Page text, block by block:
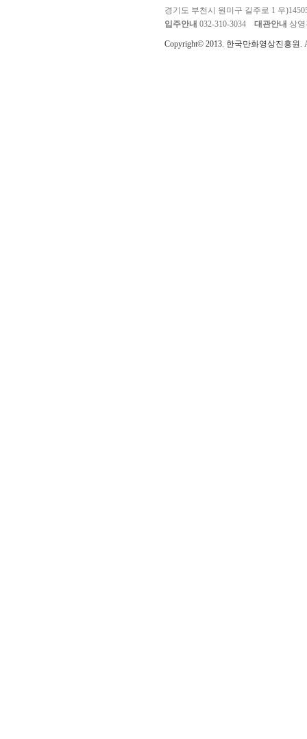
경기도 부천시 원미구 길주로 1 우
입주안내 032-310-3034 대관안내 상영
Copyright© 2013. 한국만화영상진흥원.